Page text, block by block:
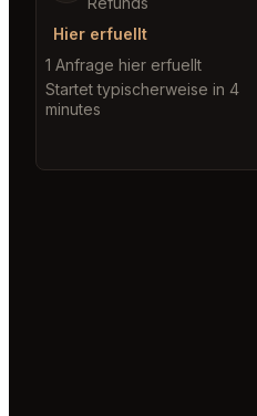
Hier erfuellt
1 Anfrage hier erfuellt
Startet typischerweise in 4
minutes